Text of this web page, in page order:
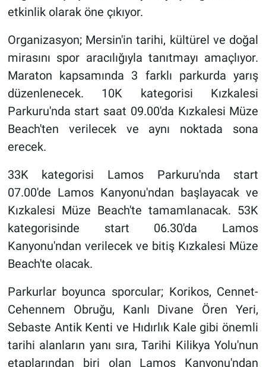
etkinlik olarak öne çıkıyor.
Organizasyon; Mersin'in tarihi, kültürel ve doğal
mirasını spor aracılığıyla tanıtmayı amaçlıyor.
Maraton kapsamında 3 farklı parkurda yarış
düzenlenecek. 10K kategorisi Kızkalesi
Parkuru'nda start saat 09.00'da Kızkalesi Müze
Beach'ten verilecek ve aynı noktada sona
erecek.
33K kategorisi Lamos Parkuru'nda start
07.00'de Lamos Kanyonu'ndan başlayacak ve
Kızkalesi Müze Beach'te tamamlanacak. 53K
kategorisinde start 06.30'da Lamos
Kanyonu'ndan verilecek ve bitiş Kızkalesi Müze
Beach'te olacak.
Parkurlar boyunca sporcular; Korikos, Cennet-
Cehennem Obruğu, Kanlı Divane Ören Yeri,
Sebaste Antik Kenti ve Hıdırlık Kale gibi önemli
tarihi alanların yanı sıra, Tarihi Kilikya Yolu'nun
etaplarından biri olan Lamos Kanyonu'ndan